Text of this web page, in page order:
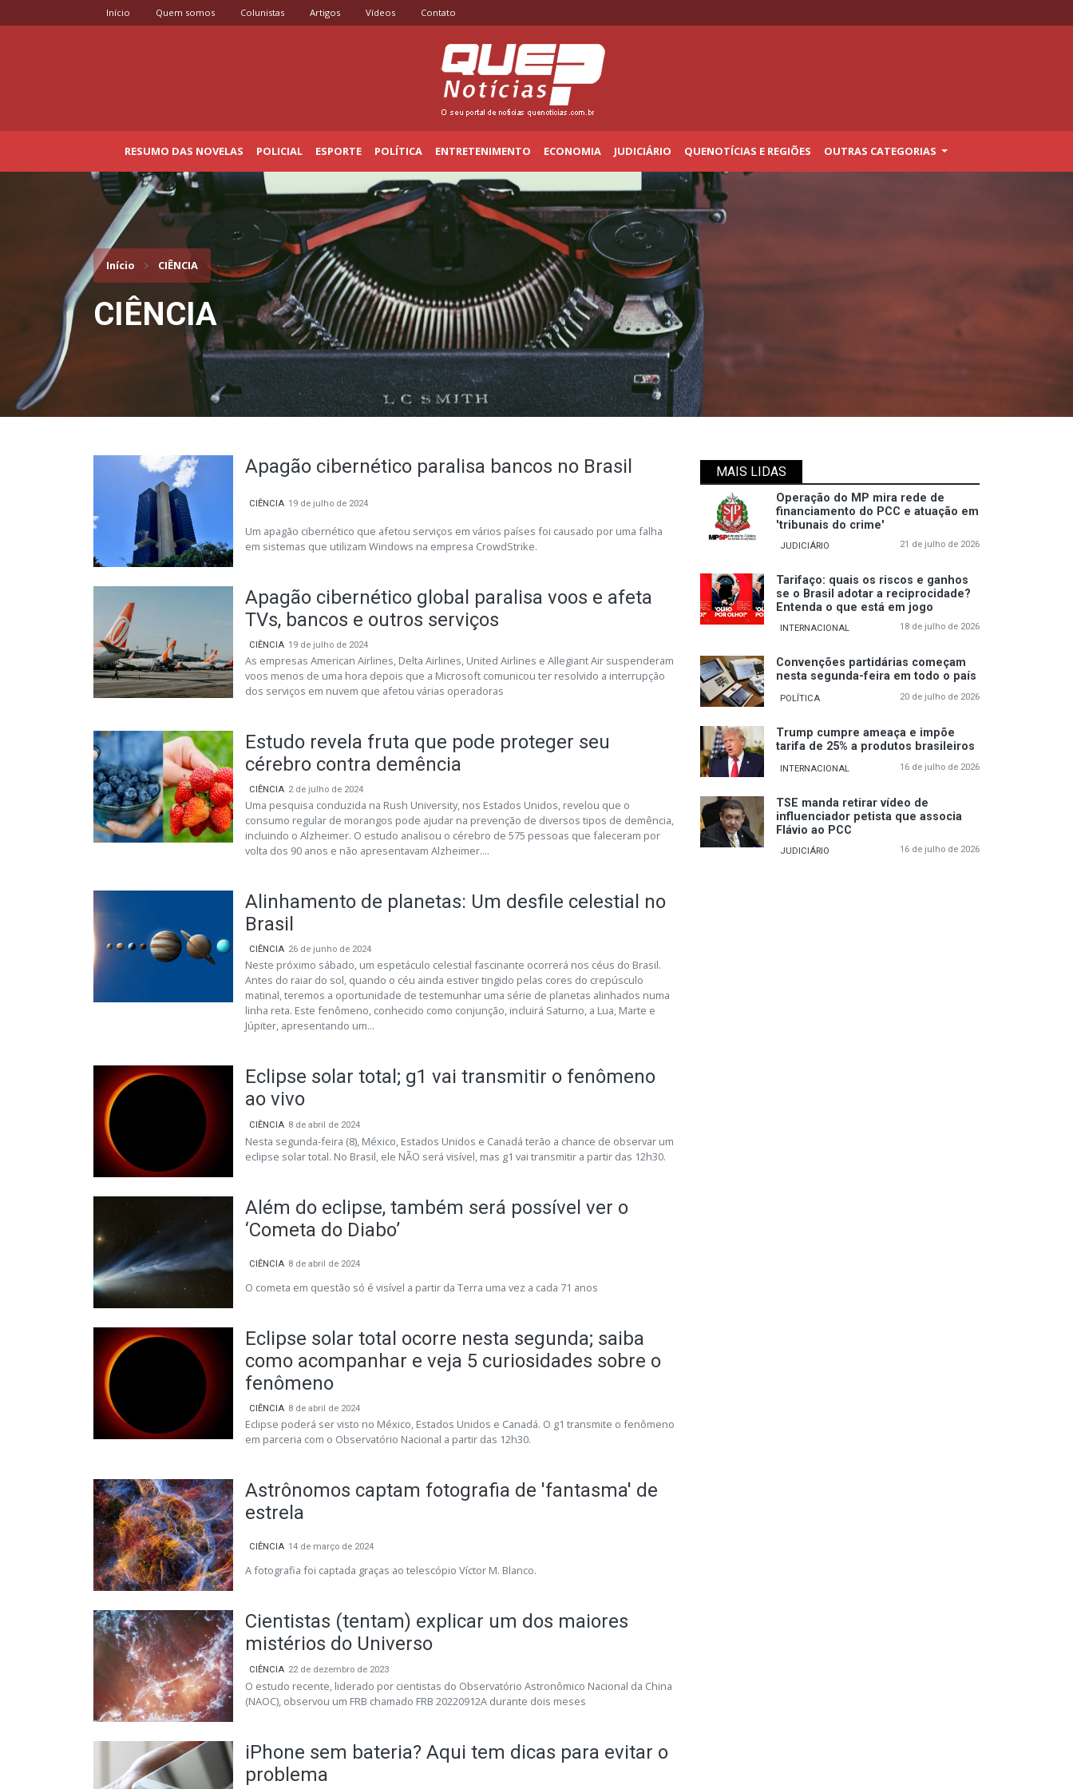
Início Quem somos Colunistas Artigos Vídeos Contato
RESUMO DAS NOVELAS POLICIAL ESPORTE POLÍTICA ENTRETENIMENTO ECONOMIA JUDICIÁRIO QUENOTÍCIAS E REGIÕES OUTRAS CATEGORIAS
Início CIÊNCIA
CIÊNCIA
Apagão cibernético paralisa bancos no Brasil
CIÊNCIA 19 de julho de 2024
Um apagão cibernético que afetou serviços em vários países foi causado por uma falha
em sistemas que utilizam Windows na empresa CrowdStrike.
Apagão cibernético global paralisa voos e afeta
TVs, bancos e outros serviços
CIÊNCIA 19 de julho de 2024
As empresas American Airlines, Delta Airlines, United Airlines e Allegiant Air suspenderam
voos menos de uma hora depois que a Microsoft comunicou ter resolvido a interrupção
dos serviços em nuvem que afetou várias operadoras
Estudo revela fruta que pode proteger seu
cérebro contra demência
CIÊNCIA 2 de julho de 2024
Uma pesquisa conduzida na Rush University, nos Estados Unidos, revelou que o
consumo regular de morangos pode ajudar na prevenção de diversos tipos de demência,
incluindo o Alzheimer. O estudo analisou o cérebro de 575 pessoas que faleceram por
volta dos 90 anos e não apresentavam Alzheimer....
Alinhamento de planetas: Um desfile celestial no
Brasil
CIÊNCIA 26 de junho de 2024
Neste próximo sábado, um espetáculo celestial fascinante ocorrerá nos céus do Brasil.
Antes do raiar do sol, quando o céu ainda estiver tingido pelas cores do crepúsculo
matinal, teremos a oportunidade de testemunhar uma série de planetas alinhados numa
linha reta. Este fenômeno, conhecido como conjunção, incluirá Saturno, a Lua, Marte e
Júpiter, apresentando um...
Eclipse solar total; g1 vai transmitir o fenômeno
ao vivo
CIÊNCIA 8 de abril de 2024
Nesta segunda-feira (8), México, Estados Unidos e Canadá terão a chance de observar um
eclipse solar total. No Brasil, ele NÃO será visível, mas g1 vai transmitir a partir das 12h30.
Além do eclipse, também será possível ver o
‘Cometa do Diabo’
CIÊNCIA 8 de abril de 2024
O cometa em questão só é visível a partir da Terra uma vez a cada 71 anos
Eclipse solar total ocorre nesta segunda; saiba
como acompanhar e veja 5 curiosidades sobre o
fenômeno
CIÊNCIA 8 de abril de 2024
Eclipse poderá ser visto no México, Estados Unidos e Canadá. O g1 transmite o fenômeno
em parceria com o Observatório Nacional a partir das 12h30.
Astrônomos captam fotografia de 'fantasma' de
estrela
CIÊNCIA 14 de março de 2024
A fotografia foi captada graças ao telescópio Víctor M. Blanco.
Cientistas (tentam) explicar um dos maiores
mistérios do Universo
CIÊNCIA 22 de dezembro de 2023
O estudo recente, liderado por cientistas do Observatório Astronômico Nacional da China
(NAOC), observou um FRB chamado FRB 20220912A durante dois meses
iPhone sem bateria? Aqui tem dicas para evitar o
problema
MAIS LIDAS
Operação do MP mira rede de
financiamento do PCC e atuação em
'tribunais do crime'
JUDICIÁRIO 21 de julho de 2026
Tarifaço: quais os riscos e ganhos
se o Brasil adotar a reciprocidade?
Entenda o que está em jogo
INTERNACIONAL 18 de julho de 2026
Convenções partidárias começam
nesta segunda-feira em todo o país
POLÍTICA 20 de julho de 2026
Trump cumpre ameaça e impõe
tarifa de 25% a produtos brasileiros
INTERNACIONAL 16 de julho de 2026
TSE manda retirar vídeo de
influenciador petista que associa
Flávio ao PCC
JUDICIÁRIO 16 de julho de 2026